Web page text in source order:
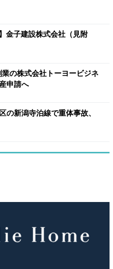
金子建設株式会社（見附
業の株式会社トーヨービジネ
申請へ
の新潟寺泊線で重体事故、